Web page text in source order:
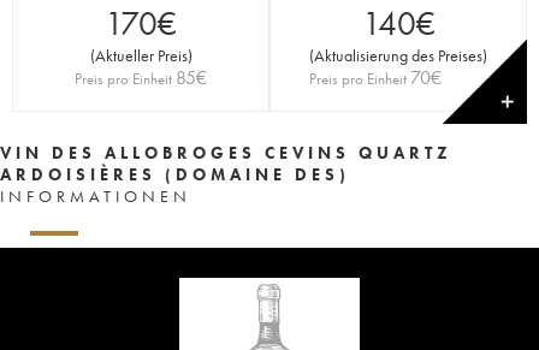
170€
(Aktueller Preis)
Preis pro Einheit 85€
140€
(Aktualisierung des Preises)
Preis pro Einheit 70€
✕
VIN DES ALLOBROGES CEVINS QUARTZ
ARDOISIÈRES (DOMAINE DES)
INFORMATIONEN